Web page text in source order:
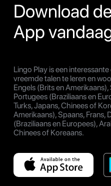
Download
App
Lingo Play is een
vreemde talen te leren en
Engels (Brits en
Portugees (Braziliaans en
Turks, Japans, Chinees of
Amerikaans), Spaans, Frans,
(Braziliaans en Europees),
Chinees of Koreaans.